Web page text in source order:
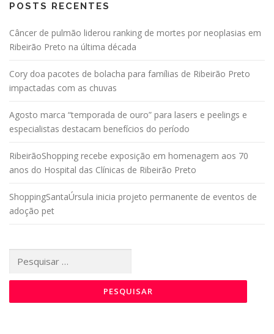
POSTS RECENTES
Câncer de pulmão liderou ranking de mortes por neoplasias em
Ribeirão Preto na última década
Cory doa pacotes de bolacha para famílias de Ribeirão Preto
impactadas com as chuvas
Agosto marca “temporada de ouro” para lasers e peelings e
especialistas destacam benefícios do período
RibeirãoShopping recebe exposição em homenagem aos 70
anos do Hospital das Clínicas de Ribeirão Preto
ShoppingSantaÚrsula inicia projeto permanente de eventos de
adoção pet
por: